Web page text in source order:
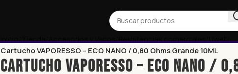
Inicio Tienda Accesorios y Varios Resistencias comerciales Uwell
Cartucho VAPORESSO – ECO NANO / 0,80 Ohms Grande 10ML
Cartucho VAPORESSO – ECO NANO /